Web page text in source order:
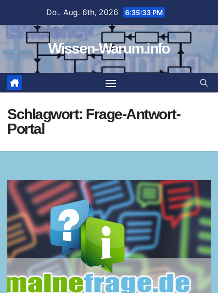
springen
Do.. Aug. 6th, 2026 6:35:34 PM
Wissen-Warum.info
Schlagwort: Frage-Antwort-
Portal